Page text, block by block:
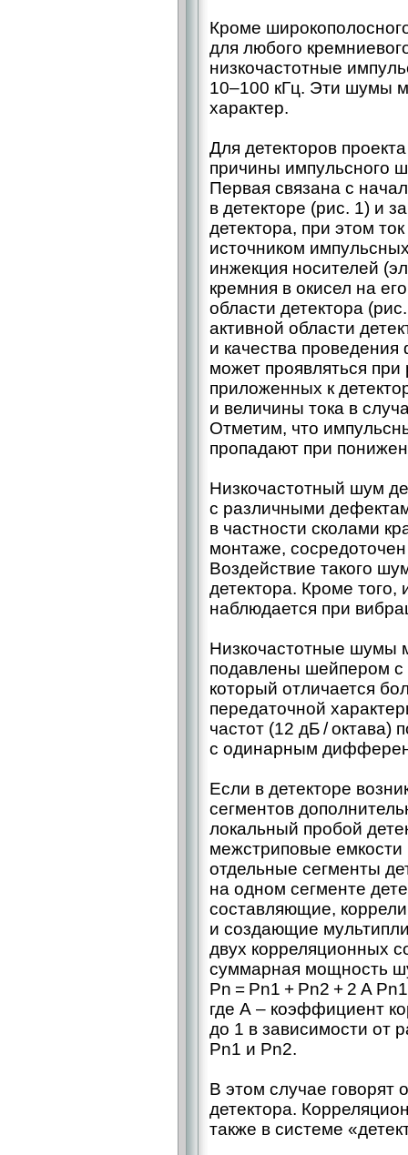
Кроме
для любого
низкочастотные
10–100 кГц. Эти шумы
характер.
Для детекторов
причины импульсного
Первая связана с
в детекторе (рис. 1) и
детектора, при этом
источником
инжекция носителей
кремния в окисел на
области детектора
активной области
и качества
может проявляться
приложенных к
и величины тока в
Отметим, что
пропадают при
Низкочастотный шум
с различными
в частности сколами
монтаже,
Воздействие такого
детектора. Кроме того,
наблюдается при
Низкочастотные шумы
подавлены шейпером
который отличается
передаточной
частот (12 дБ /
с одинарным
Если в детекторе
сегментов
локальный пробой
межстриповые емкости
отдельные сегменты
на одном сегменте
составляющие,
и создающие
двух корреляционных
суммарная мощность
Pn = Pn1 + Pn2 + 2 A
где А – ​коэффициент
до 1 в зависимости от
Pn1 и Pn2.
В этом случае
детектора.
также в системе